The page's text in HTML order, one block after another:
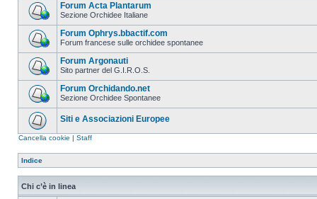
Forum Acta Plantarum
Sezione Orchidee Italiane
Forum Ophrys.bbactif.com
Forum francese sulle orchidee spontanee
Forum Argonauti
Sito partner del G.I.R.O.S.
Forum Orchidando.net
Sezione Orchidee Spontanee
Siti e Associazioni Europee
Cancella cookie | Staff
Indice
Chi c’è in linea